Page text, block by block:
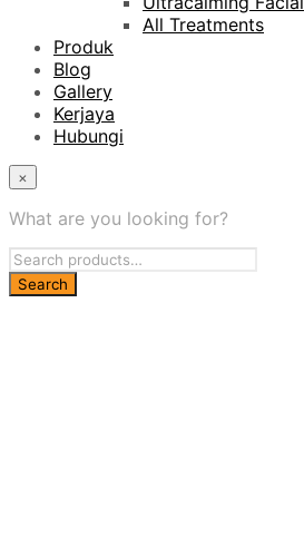
All Treatments
Produk
Blog
Gallery
Kerjaya
Hubungi
×
What are you looking for?